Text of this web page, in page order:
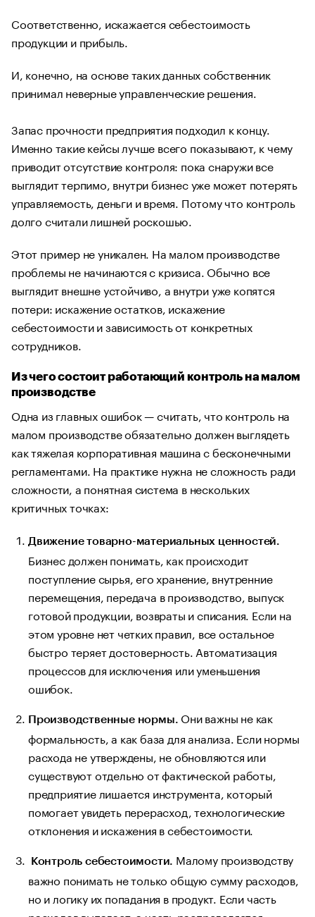
Соответственно, искажается себестоимость
продукции и прибыль.
И, конечно, на основе таких данных собственник
принимал неверные управленческие решения.
Запас прочности предприятия подходил к концу.
Именно такие кейсы лучше всего показывают, к чему
приводит отсутствие контроля: пока снаружи все
выглядит терпимо, внутри бизнес уже может потерять
управляемость, деньги и время. Потому что контроль
долго считали лишней роскошью.
Этот пример не уникален. На малом производстве
проблемы не начинаются с кризиса. Обычно все
выглядит внешне устойчиво, а внутри уже копятся
потери: искажение остатков, искажение
себестоимости и зависимость от конкретных
сотрудников.
Из чего состоит работающий контроль на малом
производстве
Одна из главных ошибок — считать, что контроль на
малом производстве обязательно должен выглядеть
как тяжелая корпоративная машина с бесконечными
регламентами. На практике нужна не сложность ради
сложности, а понятная система в нескольких
критичных точках:
Движение товарно-материальных ценностей.
Бизнес должен понимать, как происходит
поступление сырья, его хранение, внутренние
перемещения, передача в производство, выпуск
готовой продукции, возвраты и списания. Если на
этом уровне нет четких правил, все остальное
быстро теряет достоверность. Автоматизация
процессов для исключения или уменьшения
ошибок.
Производственные нормы. Они важны не как
формальность, а как база для анализа. Если нормы
расхода не утверждены, не обновляются или
существуют отдельно от фактической работы,
предприятие лишается инструмента, который
помогает увидеть перерасход, технологические
отклонения и искажения в себестоимости.
Контроль себестоимости. Малому производству
важно понимать не только общую сумму расходов,
но и логику их попадания в продукт. Если часть